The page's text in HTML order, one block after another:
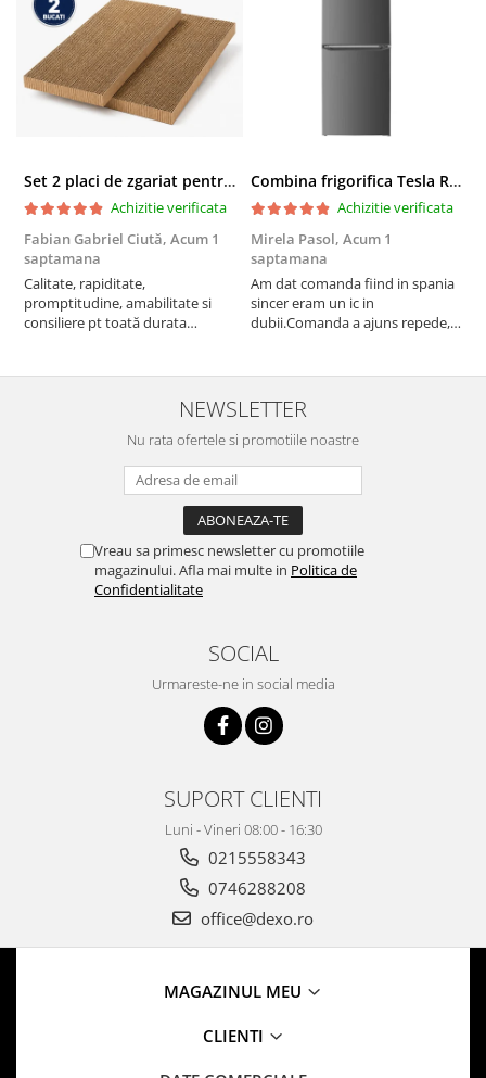
Set 2 placi de zgariat pentru casuta pisici BUNTZ KJW5086, compatibile cu casuta 59 x 28.5 x 35 cm
Achizitie verificata
Fabian Gabriel Ciută, Acum 1
saptamana
Calitate, rapiditate,
promptitudine, amabilitate si
consiliere pt toată durata
Combina frigorifica Tesla RC2600HXE, 262 l, Clasa E, Iluminare LED, dezghetare automata frigider, H 180 cm, Inox
Achizitie verificata
Mirela Pasol, Acum 1
saptamana
Am dat comanda fiind in spania
sincer eram un ic in
dubii.Comanda a ajuns repede,in
treaba,va multumesc pentru
rapiditate si
amabilitate,RECOMAND 100%
NEWSLETTER
Nu rata ofertele si promotiile noastre
Vreau sa primesc newsletter cu promotiile
magazinului. Afla mai multe in Politica de
Confidentialitate
SOCIAL
Urmareste-ne in social media
SUPORT CLIENTI
Luni - Vineri 08:00 - 16:30
0215558343
0746288208
office@dexo.ro
MAGAZINUL MEU
CLIENTI